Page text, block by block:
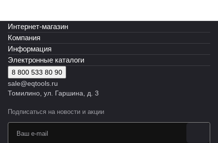
Интернет-магазин
Компания
Информация
Электронные каталоги
8 800 533 80 90
sale@eqtools.ru
Томилино, ул. Гаршина, д. 3
Подписаться на новости и акции